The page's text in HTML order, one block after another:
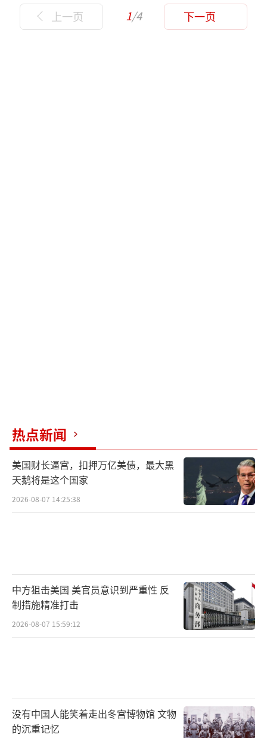
上一页 1/4 下一页
热点新闻
美国财长逼宫，扣押万亿美债，最大黑
天鹅将是这个国家
2026-08-07 14:25:38
中方狙击美国 美官员意识到严重性 反
制措施精准打击
2026-08-07 15:59:12
没有中国人能笑着走出冬宫博物馆 文物
的沉重记忆